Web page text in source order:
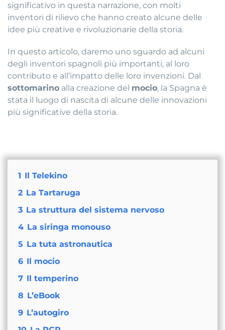
significativo in questa narrazione, con molti
inventori di rilievo che hanno creato alcune delle
idee più creative e rivoluzionarie della storia.
In questo articolo, daremo uno sguardo ad alcuni
degli inventori spagnoli più importanti, al loro
contributo e all’impatto delle loro invenzioni. Dal
sottomarino alla creazione del mocio, la Spagna è
stata il luogo di nascita di alcune delle innovazioni
più significative della storia.
1 Il Telekino
2 La Tartaruga
3 La struttura del sistema nervoso
4 La siringa monouso
5 La tuta astronautica
6 Il mocio
7 Il temperino
8 L’eBook
9 L’autogiro